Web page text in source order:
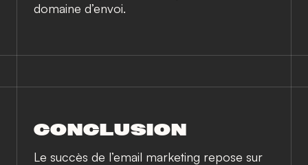
domaine d’envoi.
CONCLUSION
Le succès de l’email marketing repose sur